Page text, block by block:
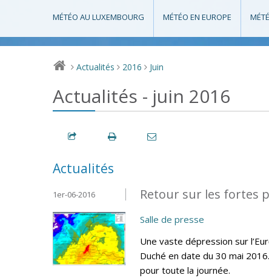
MÉTÉO AU LUXEMBOURG MÉTÉO EN EUROPE
> Actualités > 2016 > Juin
Actualités - juin 2016
Actualités
Retour sur les fortes
1er-06-2016
Salle de presse
Une vaste dépression sur
Duché en date du 30 mai
pour toute la journée.